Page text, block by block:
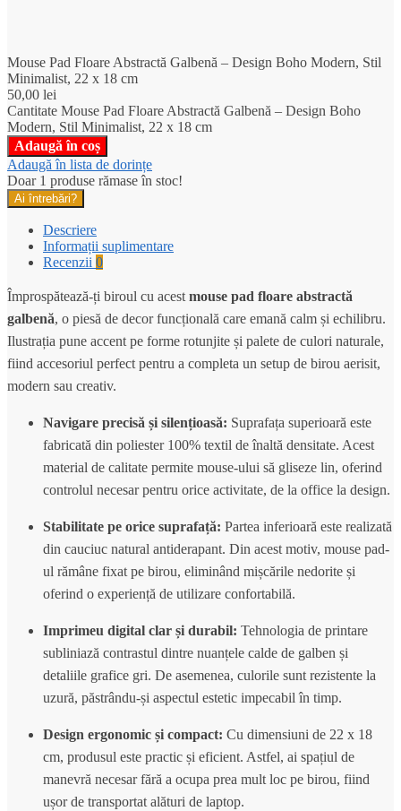
Mouse Pad Floare Abstractă Galbenă – Design Boho Modern, Stil
Minimalist, 22 x 18 cm
50,00 lei
Cantitate Mouse Pad Floare Abstractă Galbenă – Design Boho
Modern, Stil Minimalist, 22 x 18 cm
Adaugă în coș
Adaugă în lista de dorințe
Doar 1 produse rămase în stoc!
Ai întrebări?
Descriere
Informații suplimentare
Recenzii 0
Împrospătează-ți biroul cu acest mouse pad floare abstractă
galbenă, o piesă de decor funcțională care emană calm și echilibru.
Ilustrația pune accent pe forme rotunjite și palete de culori naturale,
fiind accesoriul perfect pentru a completa un setup de birou aerisit,
modern sau creativ.
Navigare precisă și silențioasă: Suprafața superioară este
fabricată din poliester 100% textil de înaltă densitate. Acest
material de calitate permite mouse-ului să gliseze lin, oferind
controlul necesar pentru orice activitate, de la office la design.
Stabilitate pe orice suprafață: Partea inferioară este realizată
din cauciuc natural antiderapant. Din acest motiv, mouse pad-
ul rămâne fixat pe birou, eliminând mișcările nedorite și
oferind o experiență de utilizare confortabilă.
Imprimeu digital clar și durabil: Tehnologia de printare
subliniază contrastul dintre nuanțele calde de galben și
detaliile grafice gri. De asemenea, culorile sunt rezistente la
uzură, păstrându-și aspectul estetic impecabil în timp.
Design ergonomic și compact: Cu dimensiuni de 22 x 18
cm, produsul este practic și eficient. Astfel, ai spațiul de
manevră necesar fără a ocupa prea mult loc pe birou, fiind
ușor de transportat alături de laptop.